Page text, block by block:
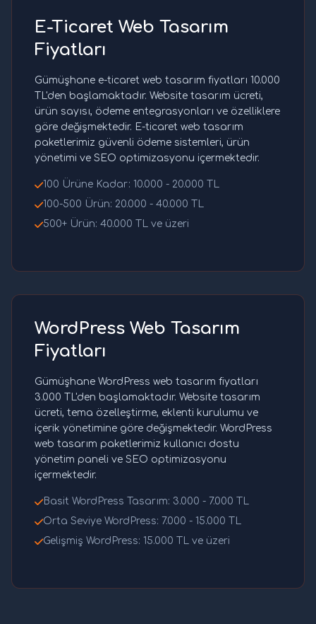
E-Ticaret Web Tasarım
Fiyatları
Gümüşhane e-ticaret web tasarım fiyatları 10.000
TL'den başlamaktadır. Website tasarım ücreti,
ürün sayısı, ödeme entegrasyonları ve özelliklere
göre değişmektedir. E-ticaret web tasarım
paketlerimiz güvenli ödeme sistemleri, ürün
yönetimi ve SEO optimizasyonu içermektedir.
100 Ürüne Kadar: 10.000 - 20.000 TL
100-500 Ürün: 20.000 - 40.000 TL
500+ Ürün: 40.000 TL ve üzeri
WordPress Web Tasarım
Fiyatları
Gümüşhane WordPress web tasarım fiyatları
3.000 TL'den başlamaktadır. Website tasarım
ücreti, tema özelleştirme, eklenti kurulumu ve
içerik yönetimine göre değişmektedir. WordPress
web tasarım paketlerimiz kullanıcı dostu
yönetim paneli ve SEO optimizasyonu
içermektedir.
Basit WordPress Tasarım: 3.000 - 7.000 TL
Orta Seviye WordPress: 7.000 - 15.000 TL
Gelişmiş WordPress: 15.000 TL ve üzeri